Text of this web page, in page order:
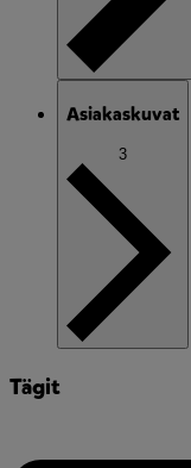
Asiakaskuvat
3
Tägit